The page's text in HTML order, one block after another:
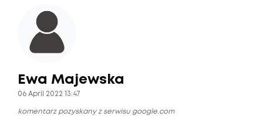
Ewa Majewska
06 April 2022 13:47
komentarz pozyskany z serwisu google.com